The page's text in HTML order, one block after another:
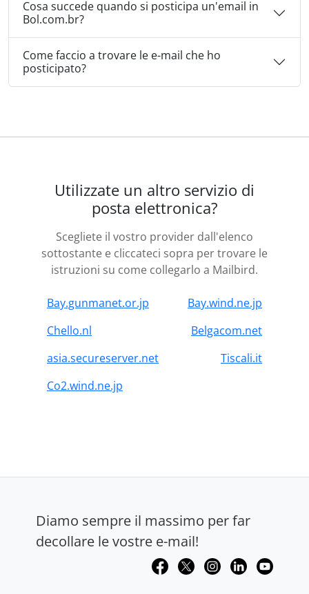
Cosa succede quando si posticipa un'email in
Bol.com.br?
Come faccio a trovare le e-mail che ho
posticipato?
Utilizzate un altro servizio di
posta elettronica?
Scegliete il vostro provider dall'elenco
sottostante e cliccateci sopra per trovare le
istruzioni su come collegarlo a Mailbird.
Bay.gunmanet.or.jp
Bay.wind.ne.jp
Chello.nl
Belgacom.net
asia.secureserver.net
Tiscali.it
Co2.wind.ne.jp
Diamo sempre il massimo per far
decollare le vostre e-mail!